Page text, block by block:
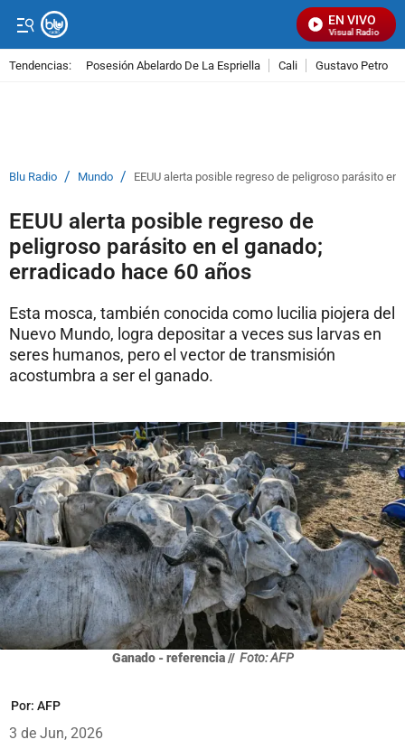
EN VIVO
Señal Visual Radio
Tendencias: Posesión Abelardo De La Espriella Cali Gustavo Petro
Blu Radio / Mundo / EEUU alerta posible regreso de peligroso parásito
EEUU alerta posible regreso de
peligroso parásito en el ganado;
erradicado hace 60 años
Esta mosca, también conocida como lucilia piojera del
Nuevo Mundo, logra depositar a veces sus larvas en
seres humanos, pero el vector de transmisión
acostumbra a ser el ganado.
Ganado - referencia // Foto: AFP
Por: AFP
3 de Jun, 2026